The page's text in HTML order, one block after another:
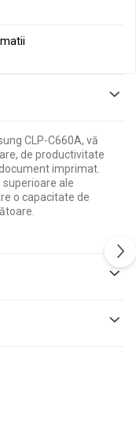
CLP-C660A, vă
de productivitate
imprimat.
ale
o capacitate de